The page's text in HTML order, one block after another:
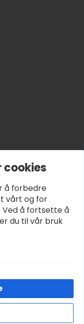
og designet av
cookies
å forbedre
vårt og for
Ved å fortsette å
du til vår bruk